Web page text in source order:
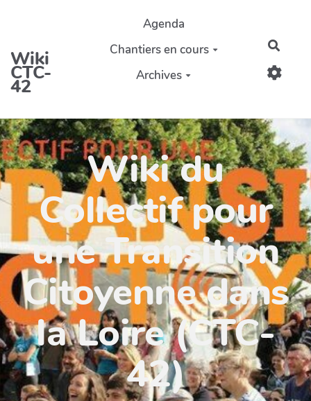
Aller au contenu principal
Wiki
CTC-
42
Agenda
Chantiers en cours
Archives
Wiki du
Collectif pour
une Transition
Citoyenne dans
la Loire (CTC-
42)